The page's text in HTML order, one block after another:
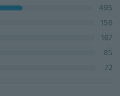
495
156
167
85
72